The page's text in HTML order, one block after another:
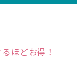
ほどお得！